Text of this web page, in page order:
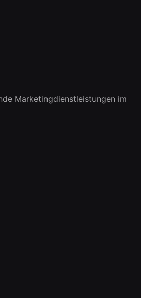
Marketingdienstleistungen im